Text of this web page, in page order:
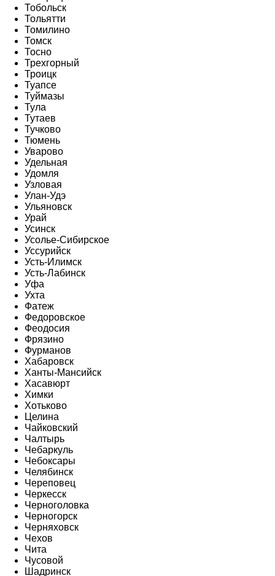
Тобольск
Тольятти
Томилино
Томск
Тосно
Трехгорный
Троицк
Туапсе
Туймазы
Тула
Тутаев
Тучково
Тюмень
Уварово
Удельная
Удомля
Узловая
Улан-Удэ
Ульяновск
Урай
Усинск
Усолье-Сибирское
Уссурийск
Усть-Илимск
Усть-Лабинск
Уфа
Ухта
Фатеж
Федоровское
Феодосия
Фрязино
Фурманов
Хабаровск
Ханты-Мансийск
Хасавюрт
Химки
Хотьково
Целина
Чайковский
Чалтырь
Чебаркуль
Чебоксары
Челябинск
Череповец
Черкесск
Черноголовка
Черногорск
Черняховск
Чехов
Чита
Чусовой
Шадринск